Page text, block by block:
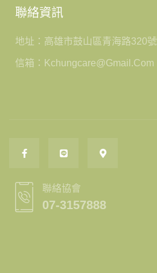
聯絡資訊
地址：高雄市鼓山區青海路320號
信箱：kchungcare@gmail.com
聯絡協會
07-3157888